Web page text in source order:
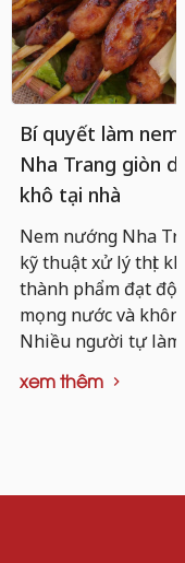
Bí quyết làm
Nha Trang giòn
khô tại nhà
Nem nướng Nha
kỹ thuật xử lý thịt
thành phẩm đạt độ
mọng nước và
Nhiều người tự
xem thêm